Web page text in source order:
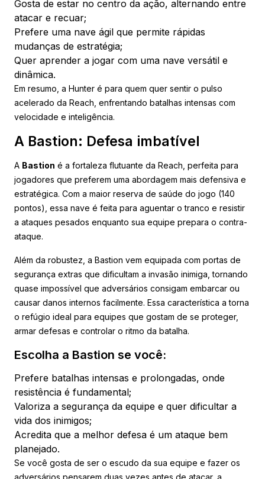
Gosta de estar no centro da ação, alternando entre
atacar e recuar;
Prefere uma nave ágil que permite rápidas
mudanças de estratégia;
Quer aprender a jogar com uma nave versátil e
dinâmica.
Em resumo, a Hunter é para quem quer sentir o pulso
acelerado da Reach, enfrentando batalhas intensas com
velocidade e inteligência.
A Bastion: Defesa imbatível
A Bastion é a fortaleza flutuante da Reach, perfeita para
jogadores que preferem uma abordagem mais defensiva e
estratégica. Com a maior reserva de saúde do jogo (140
pontos), essa nave é feita para aguentar o tranco e resistir
a ataques pesados enquanto sua equipe prepara o contra-
ataque.
Além da robustez, a Bastion vem equipada com portas de
segurança extras que dificultam a invasão inimiga, tornando
quase impossível que adversários consigam embarcar ou
causar danos internos facilmente. Essa característica a torna
o refúgio ideal para equipes que gostam de se proteger,
armar defesas e controlar o ritmo da batalha.
Escolha a Bastion se você:
Prefere batalhas intensas e prolongadas, onde
resistência é fundamental;
Valoriza a segurança da equipe e quer dificultar a
vida dos inimigos;
Acredita que a melhor defesa é um ataque bem
planejado.
Se você gosta de ser o escudo da sua equipe e fazer os
adversários pensarem duas vezes antes de atacar, a